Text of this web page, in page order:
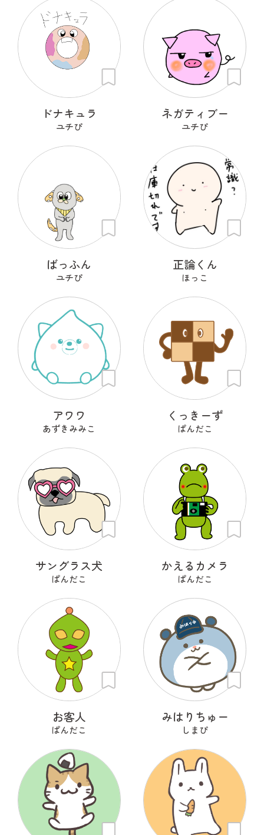
ドナキュラ
ユチぴ
ネガティブー
ユチぴ
ばっふん
ユチぴ
正論くん
ほっこ
アワワ
あずきみみこ
くっきーず
ぱんだこ
サングラス犬
ぱんだこ
かえるカメラ
ぱんだこ
お客人
ぱんだこ
みはりちゅー
しまぴ